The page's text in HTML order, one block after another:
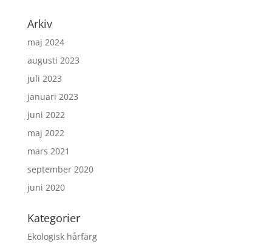
Arkiv
maj 2024
augusti 2023
juli 2023
januari 2023
juni 2022
maj 2022
mars 2021
september 2020
juni 2020
Kategorier
Ekologisk hårfärg